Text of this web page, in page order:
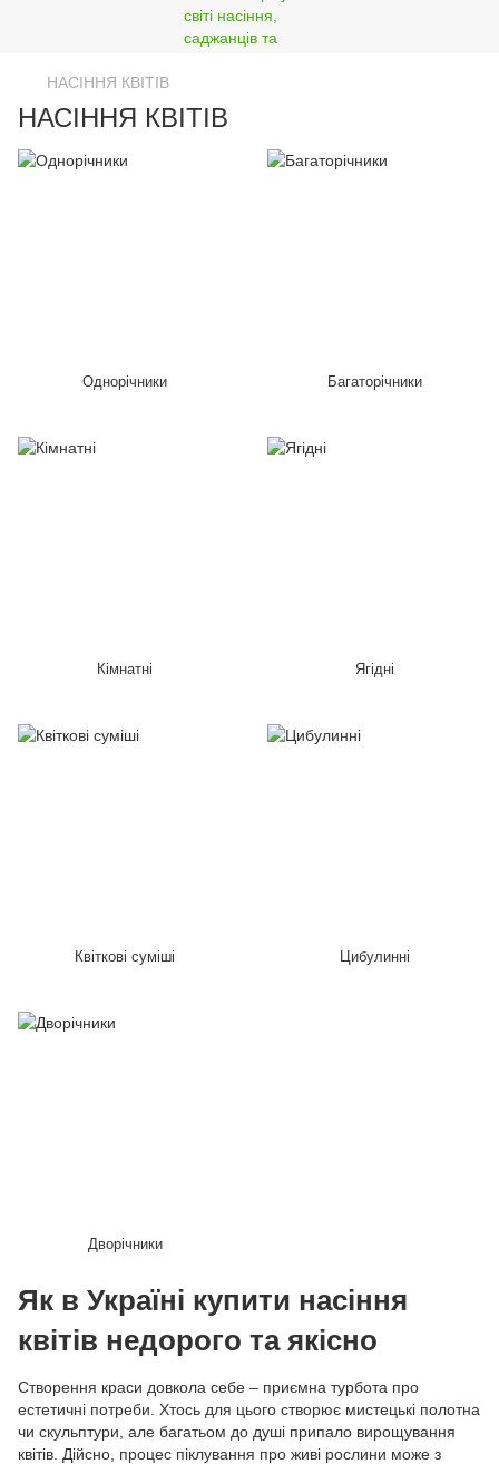
НАСІННЯ КВІТІВ
НАСІННЯ КВІТІВ
Як в Україні купити насіння
квітів недорого та якісно
Створення краси довкола себе – приємна турбота про
естетичні потреби. Хтось для цього створює мистецькі полотна
чи скульптури, але багатьом до душі припало вирощування
квітів. Дійсно, процес піклування про живі рослини може з
Однорічники Багаторічники
Кімнатні Ягідні
Квіткові суміші Цибулинні
Дворічники